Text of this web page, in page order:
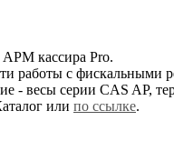
АРМ кассира Pro.
работы с фискальными
- весы серии CAS AP,
или по ссылке.